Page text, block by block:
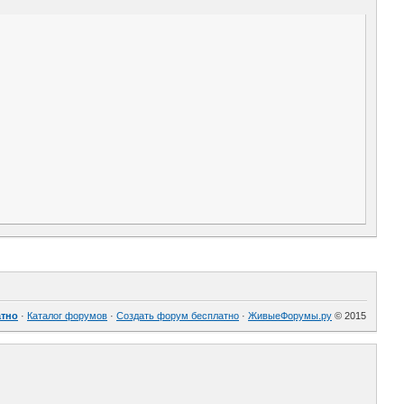
· Каталог форумов · Создать форум бесплатно · ЖивыеФорумы.ру © 2015